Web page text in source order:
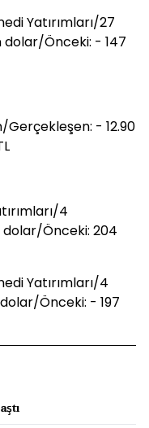
Yatırımları/27
dolar/Önceki: - 147
Gerçekleşen: - 12.90
4
dolar/Önceki: 204
Yatırımları/4
Önceki: - 197